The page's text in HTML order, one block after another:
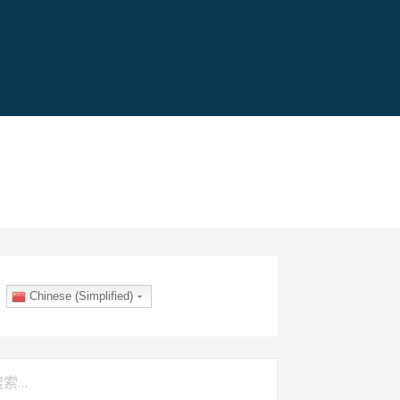
Chinese (Simplified)